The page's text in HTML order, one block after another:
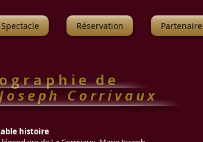
Spectacle Réservation
g r a p hie de
Corrivaux
histoire